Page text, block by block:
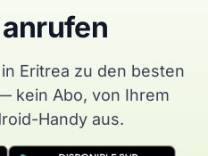
Eritrea zu den besten
kein Abo, von Ihrem
Handy aus.